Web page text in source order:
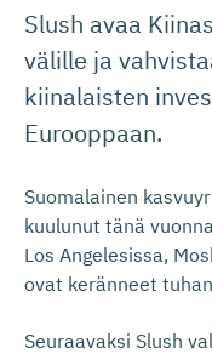
Slush avaa
välille ja
kiinalaisten
Eurooppaan.
Suomalainen
kuulunut tänä
Los Angelesissa,
ovat keränneet
Seuraavaksi Slush